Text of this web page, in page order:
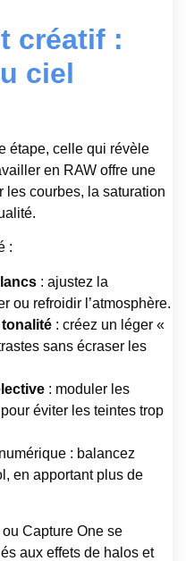
créatif :
ciel
étape, celle qui révèle
en RAW offre une
les courbes, la saturation
:
: ajustez la
ou refroidir l’atmosphère.
: créez un léger «
sans écraser les
: moduler les
éviter les teintes trop
: balancez
en apportant plus de
Capture One se
aux effets de halos et